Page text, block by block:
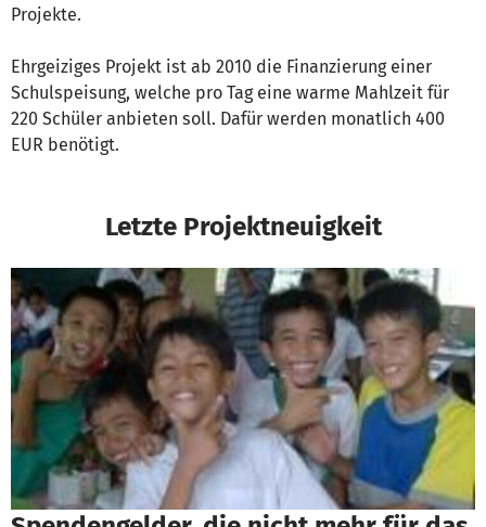
Projekte.
Ehrgeiziges Projekt ist ab 2010 die Finanzierung einer
Schulspeisung, welche pro Tag eine warme Mahlzeit für
220 Schüler anbieten soll. Dafür werden monatlich 400
EUR benötigt.
Letzte Projektneuigkeit